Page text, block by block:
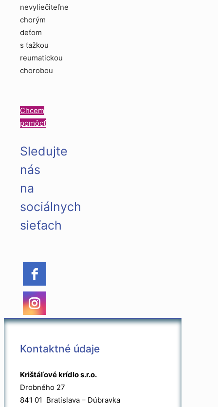
nevyliečiteľne
chorým
deťom
s ťažkou
reumatickou
chorobou
Chcem
pomôcť
Sledujte
nás
na
sociálnych
sieťach
Kontaktné údaje
Krištáľové krídlo s.r.o.
Drobného 27
841 01 Bratislava – Dúbravka